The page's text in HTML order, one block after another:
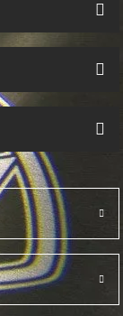
ve diğer
kullanarak